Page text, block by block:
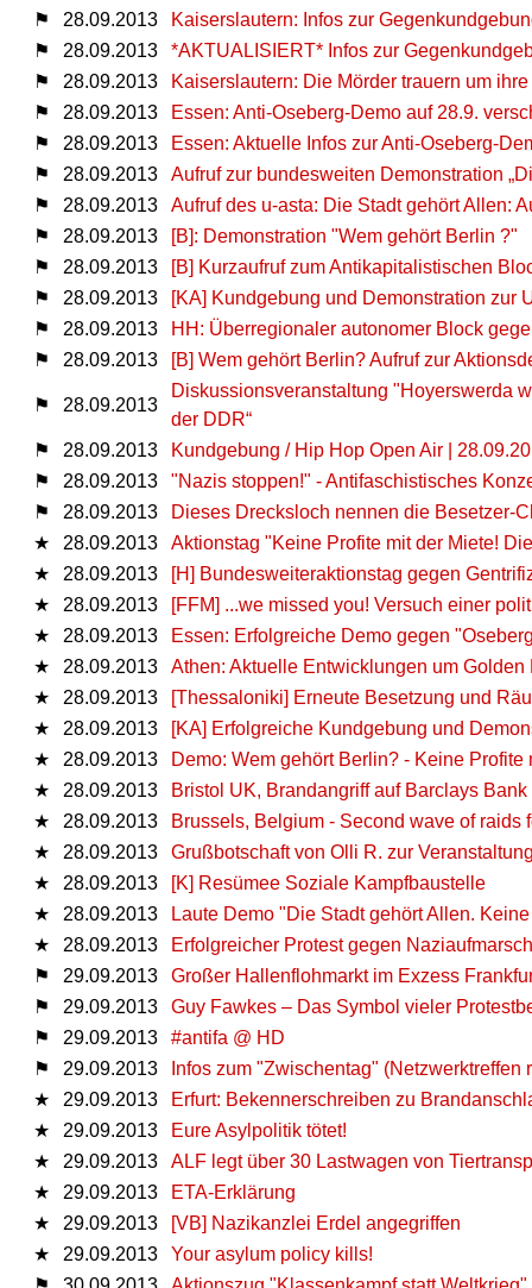
⚑
28.09.2013
Kaiserslautern: Infos zur
⚑
28.09.2013
*AKTUALISIERT* Infos zur
⚑
28.09.2013
Kaiserslautern: Die Mörder trauern um ihre
⚑
28.09.2013
Essen: Anti-Oseberg-Demo auf 28.9.
⚑
28.09.2013
Essen: Aktuelle Infos zur Anti-Oseberg-
⚑
28.09.2013
Aufruf zur bundesweiten Demonstration
⚑
28.09.2013
Aufruf des u-asta: Die Stadt gehört Allen:
⚑
28.09.2013
[B]: Demonstration "Wem gehört Berlin ?"
⚑
28.09.2013
[B] Kurzaufruf zum Antikapitalistischen
⚑
28.09.2013
[KA] Kundgebung und Demonstration zur
⚑
28.09.2013
HH: Überregionaler autonomer Block
⚑
28.09.2013 [B] Wem gehört Berlin? Aufruf zur
⚑ 28.09.2013
Diskussionsveranstaltung "Hoyerswerda
der DDR“
⚑
28.09.2013
Kundgebung / Hip Hop Open Air |
⚑
28.09.2013
"Nazis stoppen!" - Antifaschistisches
⚑
28.09.2013
Dieses Drecksloch nennen die Besetzer-
★
28.09.2013
Aktionstag "Keine Profite mit der Miete!
★
28.09.2013
[H] Bundesweiteraktionstag gegen
★
28.09.2013
[FFM] ...we missed you! Versuch einer
★
28.09.2013
Essen: Erfolgreiche Demo gegen
★
28.09.2013
Athen: Aktuelle Entwicklungen um Golden
★
28.09.2013
[Thessaloniki] Erneute Besetzung und
★
28.09.2013
[KA] Erfolgreiche Kundgebung und
★
28.09.2013
Demo: Wem gehört Berlin? - Keine Profite
★
28.09.2013
Bristol UK, Brandangriff auf Barclays
★
28.09.2013
Brussels, Belgium - Second wave of raids
★
28.09.2013
Grußbotschaft von Olli R. zur
★
28.09.2013
[K] Resümee Soziale Kampfbaustelle
★
28.09.2013
Laute Demo "Die Stadt gehört Allen.
★
28.09.2013
Erfolgreicher Protest gegen
⚑
29.09.2013
Großer Hallenflohmarkt im Exzess
⚑
29.09.2013
Guy Fawkes – Das Symbol vieler
⚑
29.09.2013
#antifa @ HD
⚑
29.09.2013
Infos zum "Zwischentag" (Netzwerktreffen
★
29.09.2013
Erfurt: Bekennerschreiben zu
★
29.09.2013
Eure Asylpolitik tötet!
★
29.09.2013
ALF legt über 30 Lastwagen von
★
29.09.2013
ETA-Erklärung
★
29.09.2013
[VB] Nazikanzlei Erdel angegriffen
★
29.09.2013
Your asylum policy kills!